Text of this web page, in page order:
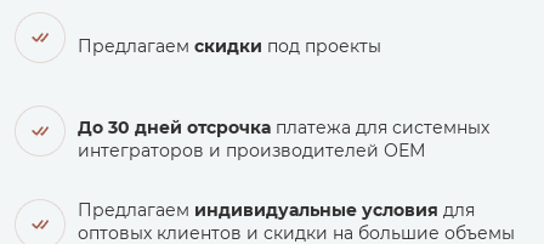
Предлагаем скидки под проекты
До 30 дней отсрочка платежа для системных
интеграторов и производителей ОЕМ
Предлагаем индивидуальные условия для
оптовых клиентов и скидки на большие объемы